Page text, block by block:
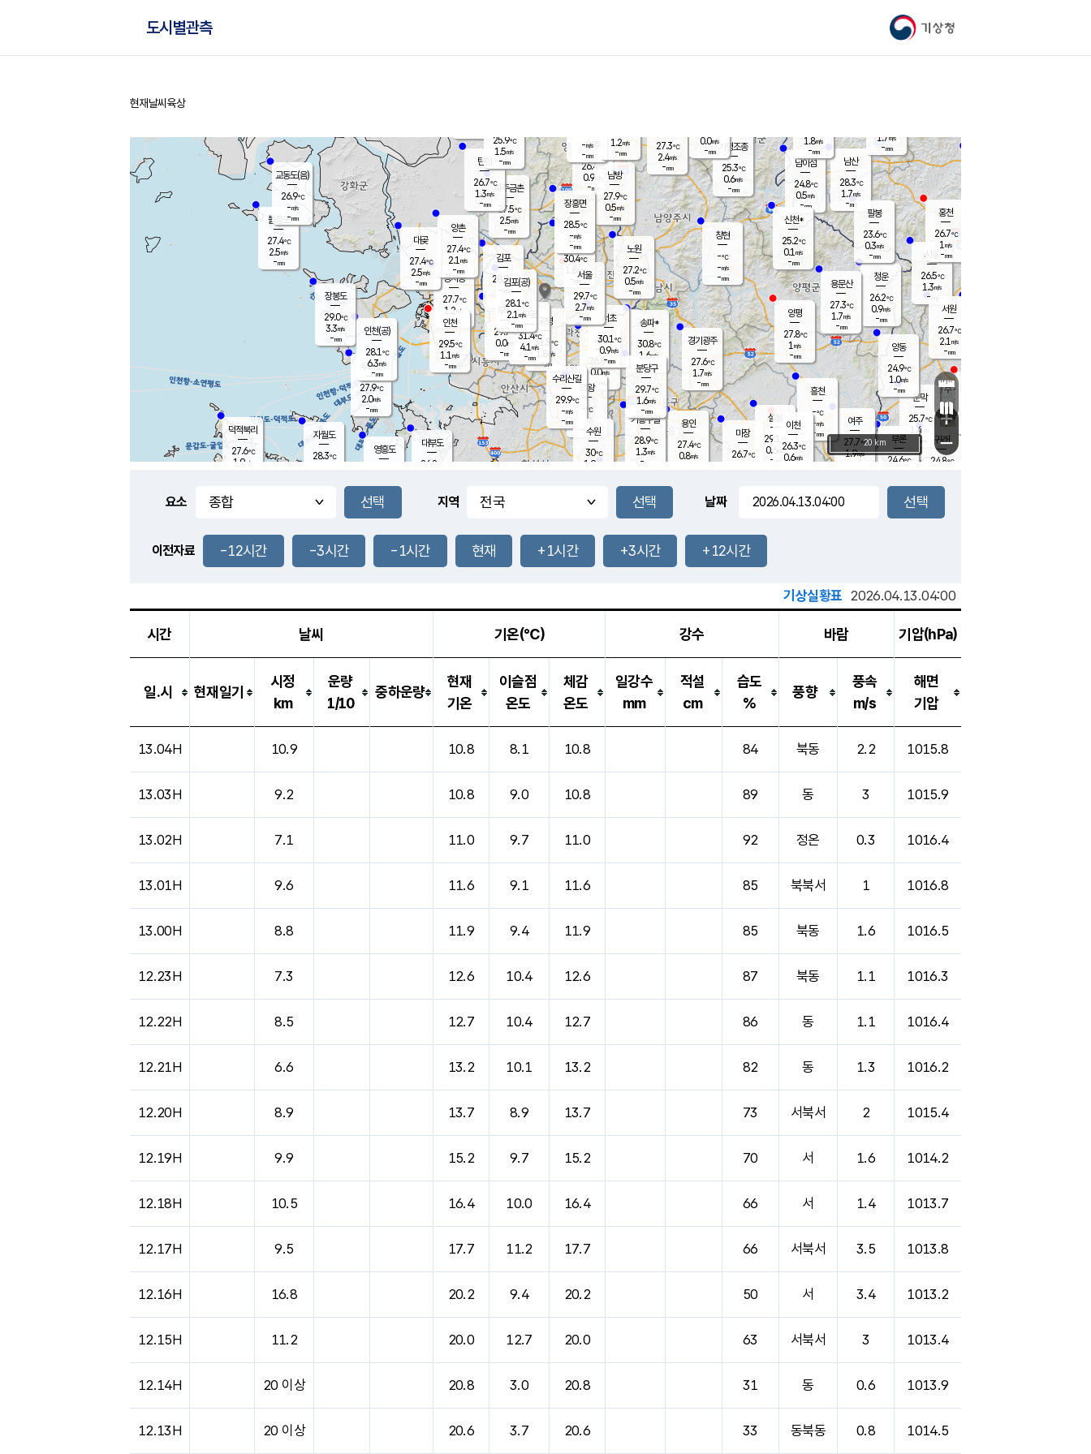
기상청
도시별관측
홈
현재날씨 육상
풍도
0.6m/s
문막
25.7℃
1.4m/s
mm
남이섬
24.8℃
0.5m/s
-mm
무의도
27.9℃
2.0m/s
-mm
영흥도
볼음도
27.4℃
2.5m/s
-mm
자월도
28.3℃
양주
26.4℃
0.9
-mm
부론
24.6℃
과천
26.8℃
0.0m/s
- mm
남산
28.3℃
1.7m/s
-mm
장봉도
29.0℃
3.3m/s
-mm
-mm
청운
26.2℃
0.9m/s
-mm
팔봉
23.6℃
0.3m/s
-mm
-mm
용인
27.4℃
0.8m/s
여주
27.7℃
1.9m/s
양동
24.9℃
1.0m/s
-mm
경기광주
27.6℃
1.7m/s
-mm
장호원
1.8m/s
-mm
27.5
℃
대부도
26.8
-
경서동
27.7℃
1.2 m/s
-mm
파주금촌
27.5℃
2.5m/s
-mm
가평조종
25.3℃
0.6m/s
-mm
27.3℃
2.4m/s
-mm
대곶
27.4℃
2.5m/s
-mm
신천*
25.2℃
0.1 m/s
-mm
창현
-℃
-m/s
-mm
탄현
26.7℃
1.3m/s
-mm
0.0m/s
-mm
30.1℃
0.9m/s
-mm
흥천
-℃
-m/s
-mm
마장
26.7℃
의왕
- ℃
m/s
mm
김포
28.0℃
-m/s
mm
설봉
29.1
0.6 m/s
- mm
광명
31.5 ℃
1.8 m/s
-mm
부천
29.7℃
0.0m/s
-mm
-mm
양촌
27.4℃
2.1 m/s
-mm
구로
31.4℃
4.1 m/s
-mm
은평
30.4℃
1.8 m/s
- mm
노원
27.2℃
0.5m/s
-mm
송파*
30.8℃
1.6m/s
-mm
서초
30.1℃
0.9m/s
-mm
남방
27.9℃
0.5m/s
-mm
기흥구갈
28.9℃
1.3m/s
-
수리산길
29.9℃
-m/s
-mm
분당구
29.7℃
1.6m/s
-mm
장흥면
28.5℃
-m/s
-mm
-m/s
-mm
시동
26.5℃
1.3m/s
- mm
귀래
24.8℃
서원
26.7℃
2.1 m/s
-mm
용문산
27.3℃
1.7m/s
-mm
덕적북리
27.6℃
1.9m/s
인천(공)
28.1℃
6.3m/s
-mm
김포(공)
28.1℃
2.1 m/s
-mm
교동도(음)
26.9℃
-m/s
-mm
홍천
26.7℃
1 m/s
-mm
이천
26.3℃
0.6m/s
양평
27.8℃
1 m/s
-mm
수원
30℃
1.9m/s
인천
29.5℃
1.1 m/s
-mm
서울
29.7℃
2.7m/s
-mm
1.7 m/s
-mm
25.9℃
1.5m/s
-mm
1.2m/s
-mm
+
−
20 km
요소 지역 날짜
이전자료 -12시간 -3시간 -1시간 현재 +1시간 +3시간 +12시간
기상실황표 2026.04.13.04:00
시간 날씨 기온(℃) 강수 바람 기압(hPa)
일.시 현재일기
시정
km
운량
1/10
중하운량
현재
기온
이슬점
온도
체감
온도
일강수
mm
적설
cm
습도
%
풍향
풍속
m/s
해면
기압
13.04H 10.9 10.8 8.1 10.8 84 북동 2.2 1015.8
13.03H 9.2 10.8 9.0 10.8 89 동 3 1015.9
13.02H 7.1 11.0 9.7 11.0 92 정온 0.3 1016.4
13.01H 9.6 11.6 9.1 11.6 85 북북서 1 1016.8
13.00H 8.8 11.9 9.4 11.9 85 북동 1.6 1016.5
12.23H 7.3 12.6 10.4 12.6 87 북동 1.1 1016.3
12.22H 8.5 12.7 10.4 12.7 86 동 1.1 1016.4
12.21H 6.6 13.2 10.1 13.2 82 동 1.3 1016.2
12.20H 8.9 13.7 8.9 13.7 73 서북서 2 1015.4
12.19H 9.9 15.2 9.7 15.2 70 서 1.6 1014.2
12.18H 10.5 16.4 10.0 16.4 66 서 1.4 1013.7
12.17H 9.5 17.7 11.2 17.7 66 서북서 3.5 1013.8
12.16H 16.8 20.2 9.4 20.2 50 서 3.4 1013.2
12.15H 11.2 20.0 12.7 20.0 63 서북서 3 1013.4
12.14H 20 이상 20.8 3.0 20.8 31 동 0.6 1013.9
12.13H 20 이상 20.6 3.7 20.6 33 동북동 0.8 1014.5